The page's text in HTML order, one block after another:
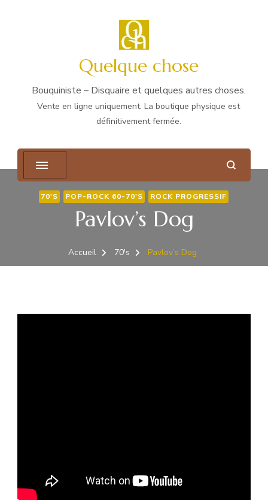
Quelque chose
Bouquiniste – Disquaire et quelques autres choses.
70'S POP-ROCK 60-70'S ROCK PROGRESSIF
Pavlov’s Dog
Accueil 70's Pavlov’s Dog